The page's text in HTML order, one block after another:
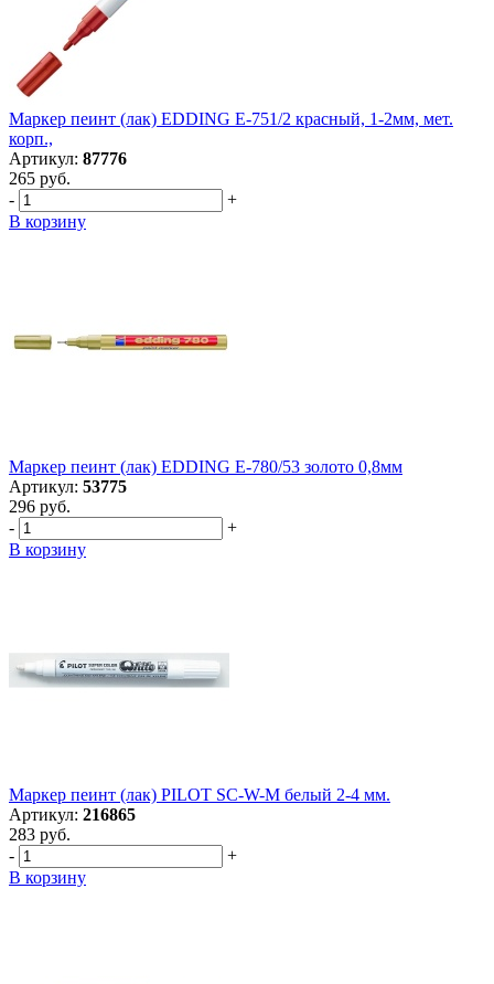
Маркер пеинт (лак) EDDING E-751/2 красный, 1-2мм, мет.
корп.,
Артикул: 87776
265 руб.
-
+
В корзину
Маркер пеинт (лак) EDDING E-780/53 золото 0,8мм
Артикул: 53775
296 руб.
-
+
В корзину
Маркер пеинт (лак) PILOT SC-W-M белый 2-4 мм.
Артикул: 216865
283 руб.
-
+
В корзину